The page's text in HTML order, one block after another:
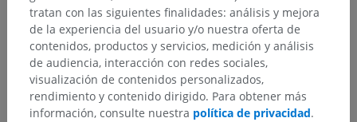
tratan con las siguientes finalidades: análisis y mejora
de la experiencia del usuario y/o nuestra oferta de
contenidos, productos y servicios, medición y análisis
de audiencia, interacción con redes sociales,
visualización de contenidos personalizados,
rendimiento y contenido dirigido. Para obtener más
información, consulte nuestra política de privacidad.